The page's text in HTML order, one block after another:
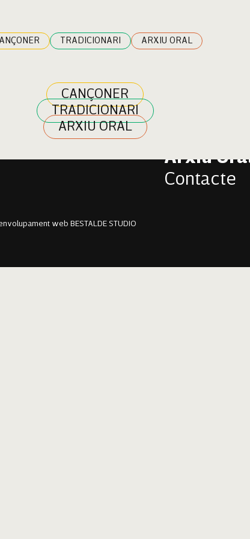
TRADICIONARI ARXIU ORAL
CANÇONER
TRADICIONARI
ARXIU ORAL
Arxiu
Contacte
web BESTALDE STUDIO